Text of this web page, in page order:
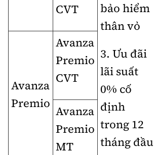
bảo hiểm
thân vỏ
3. Ưu đãi
lãi suất
0% cố
định
trong 12
tháng đầu
CVT
Avanza
Premio
Avanza
Premio
CVT
Avanza
Premio
MT